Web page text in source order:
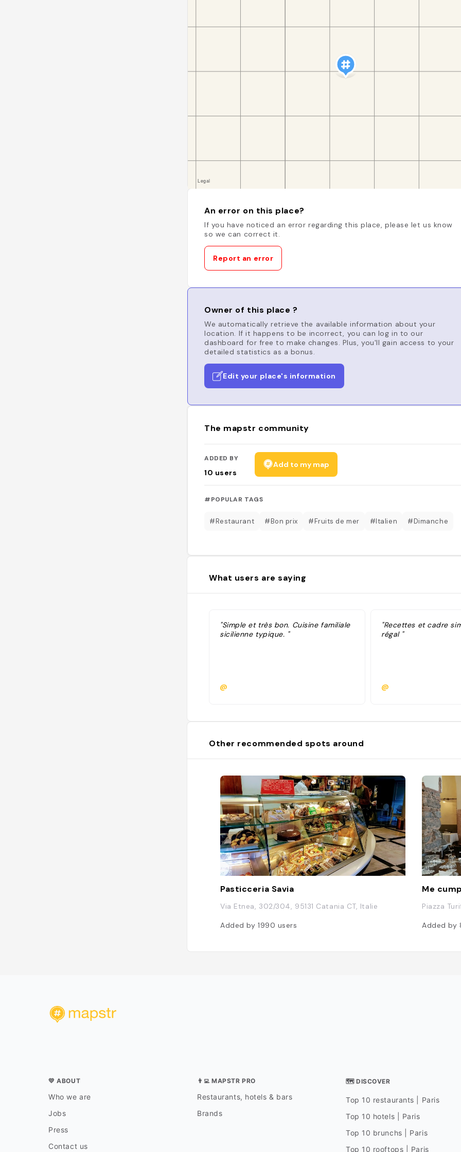
An error on this place?
If you have noticed an error regarding this place, please let us know
so we can correct it.
Report an error
Owner of this place ?
We automatically retrieve the available information about your
location. If it happens to be incorrect, you can log in to our
dashboard for free to make changes. Plus, you'll gain access to your
detailed statistics as a bonus.
Edit your place's information
The mapstr community
ADDED BY
10 users
Add to my map
#POPULAR TAGS
#Restaurant #Bon prix #Fruits de mer #Italien #Dimanche
What users are saying
"Simple et très bon. Cuisine familiale
sicilienne typique. "
@
"Recettes et cadre
régal "
@
Other recommended spots around
Pasticceria Savia
Via Etnea, 302/304, 95131 Catania CT, Italie
Added by 1990 users
Me
Piazza
Added by
💛 ABOUT
Who we are
Jobs
Press
Contact us
👨‍💻 MAPSTR PRO
Restaurants, hotels & bars
Brands
🗺 DISCOVER
Top 10 restaurants | Paris
Top 10 hotels | Paris
Top 10 brunchs | Paris
Top 10 rooftops | Paris